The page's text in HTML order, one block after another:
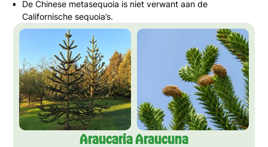
De Chinese metasequoia is niet verwant aan de
Californische sequoia’s.
Araucaria Araucuna